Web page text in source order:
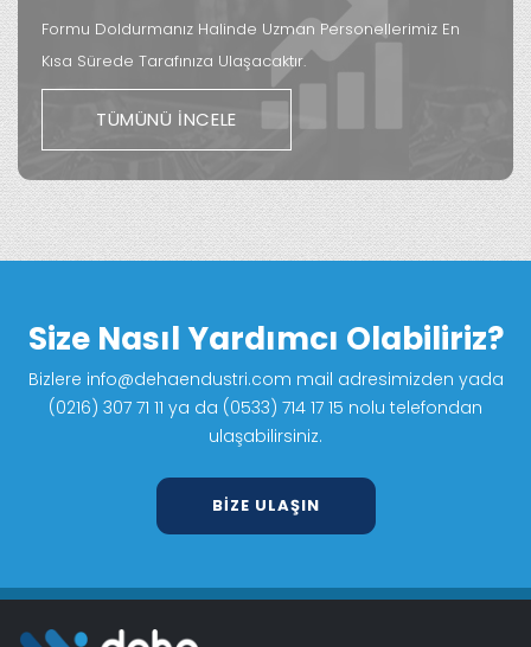
Formu Doldurmanız Halinde Uzman Personellerimiz En
Kısa Sürede Tarafınıza Ulaşacaktır.
TÜMÜNÜ İNCELE
Size Nasıl Yardımcı Olabiliriz?
Bizlere info@dehaendustri.com mail adresimizden yada
(0216) 307 71 11 ya da (0533) 714 17 15 nolu telefondan
ulaşabilirsiniz.
BIZE ULAŞIN